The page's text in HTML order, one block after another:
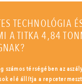
TECHNOLÓGIA
A TITKA 4,84
számos térségében az
elé állítja a